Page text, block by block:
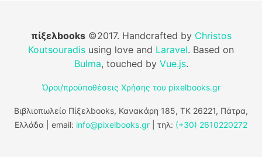
πίξελbooks©2017. Handcrafted by Christos
Koutsouradis using love and Laravel. Based on
Bulma, touched by Vue.js.
Όροι/προϋποθέσεις Χρήσης του pixelbooks.gr
Βιβλιοπωλείο Πίξελbooks, Κανακάρη 185, ΤΚ 26221, Πάτρα,
Ελλάδα | email: info@pixelbooks.gr | τηλ: (+30) 2610220272